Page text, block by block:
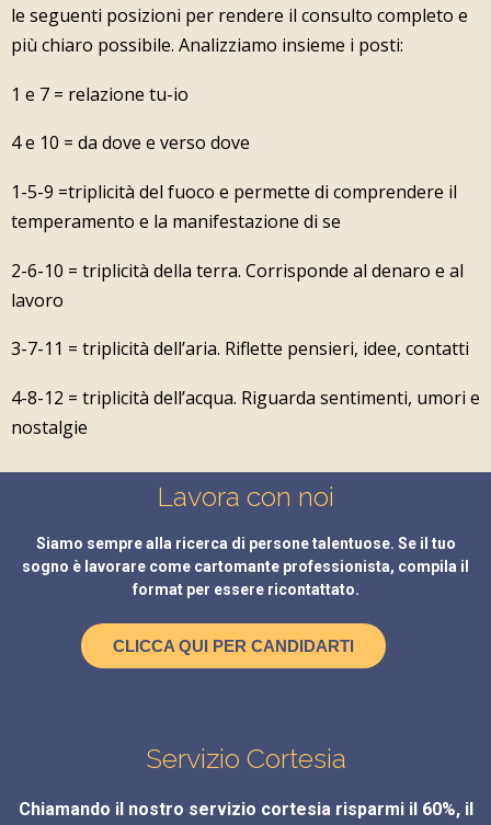
le seguenti posizioni per rendere il consulto completo e
più chiaro possibile. Analizziamo insieme i posti:
1 e 7 = relazione tu-io
4 e 10 = da dove e verso dove
1-5-9 =triplicità del fuoco e permette di comprendere il
temperamento e la manifestazione di se
2-6-10 = triplicità della terra. Corrisponde al denaro e al
lavoro
3-7-11 = triplicità dell’aria. Riflette pensieri, idee, contatti
4-8-12 = triplicità dell’acqua. Riguarda sentimenti, umori e
nostalgie
Lavora con noi
Siamo sempre alla ricerca di persone talentuose. Se il tuo
sogno è lavorare come cartomante professionista, compila il
format per essere ricontattato.
CLICCA QUI PER CANDIDARTI
Servizio Cortesia
Chiamando il nostro servizio cortesia risparmi il 60%, il